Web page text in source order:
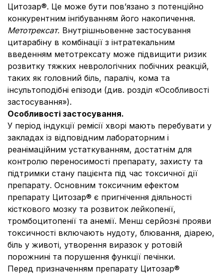
Цитозар®. Це може бути пов’язано з потенційно
конкурентним інгібуванням його накопичення.
Метотрексат. Внутрішньовенне застосування
цитарабіну в комбінації з інтратекальним
введенням метотрексату може підвищити ризик
розвитку тяжких неврологічних побічних реакцій,
таких як головний біль, параліч, кома та
інсультоподібні епізоди (див. розділ «Особливості
застосування»).
Особливості застосування.
У період індукції ремісії хворі мають перебувати у
закладах із відповідним лабораторним і
реанімаційним устаткуванням, достатнім для
контролю переносимості препарату, захисту та
підтримки стану пацієнта під час токсичної дії
препарату. Основним токсичним ефектом
препарату Цитозар® є пригнічення діяльності
кісткового мозку та розвиток лейкопенії,
тромбоцитопенії та анемії. Менш серйозні прояви
токсичності включають нудоту, блювання, діарею,
біль у животі, утворення виразок у ротовій
порожнині та порушення функції печінки.
Перед призначенням препарату Цитозар®